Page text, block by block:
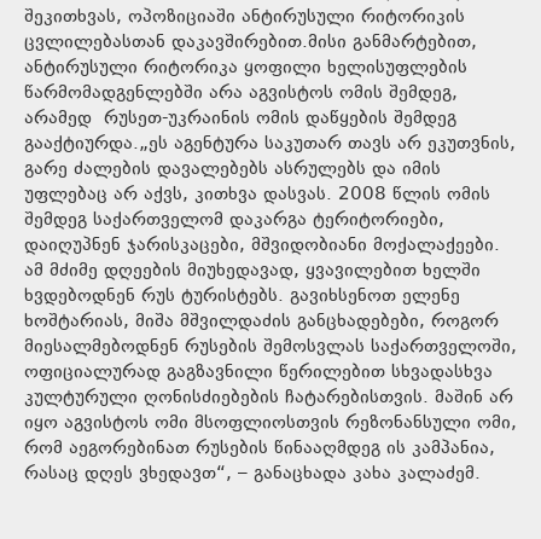
შეკითხვას, ოპოზიციაში ანტირუსული რიტორიკის
ცვლილებასთან დაკავშირებით.მისი განმარტებით,
ანტირუსული რიტორიკა ყოფილი ხელისუფლების
წარმომადგენლებში არა აგვისტოს ომის შემდეგ,
არამედ რუსეთ-უკრაინის ომის დაწყების შემდეგ
გააქტიურდა.„ეს აგენტურა საკუთარ თავს არ ეკუთვნის,
გარე ძალების დავალებებს ასრულებს და იმის
უფლებაც არ აქვს, კითხვა დასვას. 2008 წლის ომის
შემდეგ საქართველომ დაკარგა ტერიტორიები,
დაიღუპნენ ჯარისკაცები, მშვიდობიანი მოქალაქეები.
ამ მძიმე დღეების მიუხედავად, ყვავილებით ხელში
ხვდებოდნენ რუს ტურისტებს. გავიხსენოთ ელენე
ხოშტარიას, მიშა მშვილდაძის განცხადებები, როგორ
მიესალმებოდნენ რუსების შემოსვლას საქართველოში,
ოფიციალურად გაგზავნილი წერილებით სხვადასხვა
კულტურული ღონისძიებების ჩატარებისთვის. მაშინ არ
იყო აგვისტოს ომი მსოფლიოსთვის რეზონანსული ომი,
რომ აეგორებინათ რუსების წინააღმდეგ ის კამპანია,
რასაც დღეს ვხედავთ“, – განაცხადა კახა კალაძემ.